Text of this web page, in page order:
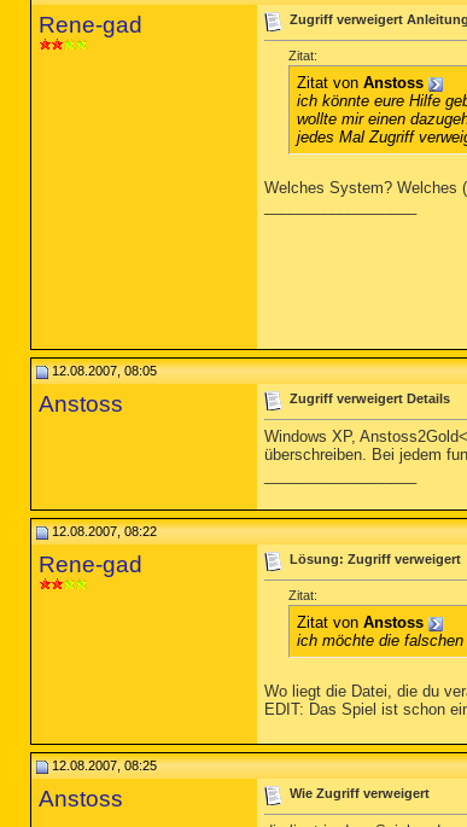
Rene-gad Zugriff verweigert
Zitat:
Zitat von Anstoss
ich könnte eure Hilfe
wollte mir einen
jedes Mal Zugriff
Welches System? Welches
12.08.2007, 08:05
Anstoss Zugriff verweigert Details
Windows XP,
überschreiben. Bei jedem
12.08.2007, 08:22
Rene-gad Lösung: Zugriff verweigert
Zitat:
Zitat von Anstoss
ich möchte die
Wo liegt die Datei, die du
EDIT: Das Spiel ist schon
12.08.2007, 08:25
Anstoss Wie Zugriff verweigert